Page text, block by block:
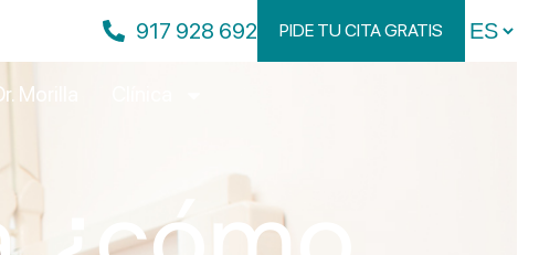
917 928 692 PIDE TU CITA GRATIS
Morilla